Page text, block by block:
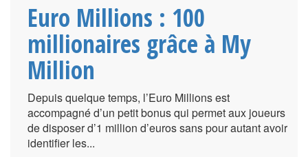
Euro Millions : 100
millionaires grâce à My
Million
Depuis quelque temps, l’Euro Millions est
accompagné d’un petit bonus qui permet aux joueurs
de disposer d’1 million d’euros sans pour autant avoir
identifier les...